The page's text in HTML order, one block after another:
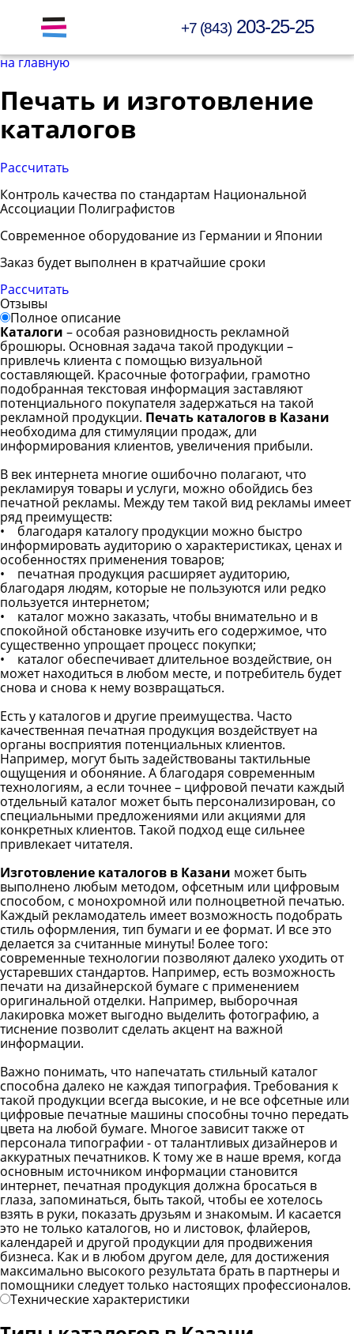
Открыть меню +7 (843)203-25-25
на главную
Печать и изготовление
каталогов
Рассчитать
Контроль качества по стандартам Национальной
Ассоциации Полиграфистов
Современное оборудование из Германии и Японии
Заказ будет выполнен в кратчайшие сроки
Рассчитать
Отзывы
Полное описание
Каталоги – особая разновидность рекламной
брошюры. Основная задача такой продукции –
привлечь клиента с помощью визуальной
составляющей. Красочные фотографии, грамотно
подобранная текстовая информация заставляют
потенциального покупателя задержаться на такой
рекламной продукции. Печать каталогов в Казани
необходима для стимуляции продаж, дли
информирования клиентов, увеличения прибыли.
В век интернета многие ошибочно полагают, что
рекламируя товары и услуги, можно обойдись без
печатной рекламы. Между тем такой вид рекламы имеет
ряд преимуществ:
• благодаря каталогу продукции можно быстро
информировать аудиторию о характеристиках, ценах и
особенностях применения товаров;
• печатная продукция расширяет аудиторию,
благодаря людям, которые не пользуются или редко
пользуется интернетом;
• каталог можно заказать, чтобы внимательно и в
спокойной обстановке изучить его содержимое, что
существенно упрощает процесс покупки;
• каталог обеспечивает длительное воздействие, он
может находиться в любом месте, и потребитель будет
снова и снова к нему возвращаться.
Есть у каталогов и другие преимущества. Часто
качественная печатная продукция воздействует на
органы восприятия потенциальных клиентов.
Например, могут быть задействованы тактильные
ощущения и обоняние. А благодаря современным
технологиям, а если точнее – цифровой печати каждый
отдельный каталог может быть персонализирован, со
специальными предложениями или акциями для
конкретных клиентов. Такой подход еще сильнее
привлекает читателя.
Изготовление каталогов в Казани может быть
выполнено любым методом, офсетным или цифровым
способом, с монохромной или полноцветной печатью.
Каждый рекламодатель имеет возможность подобрать
стиль оформления, тип бумаги и ее формат. И все это
делается за считанные минуты! Более того:
современные технологии позволяют далеко уходить от
устаревших стандартов. Например, есть возможность
печати на дизайнерской бумаге с применением
оригинальной отделки. Например, выборочная
лакировка может выгодно выделить фотографию, а
тиснение позволит сделать акцент на важной
информации.
Важно понимать, что напечатать стильный каталог
способна далеко не каждая типография. Требования к
такой продукции всегда высокие, и не все офсетные или
цифровые печатные машины способны точно передать
цвета на любой бумаге. Многое зависит также от
персонала типографии - от талантливых дизайнеров и
аккуратных печатников. К тому же в наше время, когда
основным источником информации становится
интернет, печатная продукция должна бросаться в
глаза, запоминаться, быть такой, чтобы ее хотелось
взять в руки, показать друзьям и знакомым. И касается
это не только каталогов, но и листовок, флайеров,
календарей и другой продукции для продвижения
бизнеса. Как и в любом другом деле, для достижения
максимально высокого результата брать в партнеры и
помощники следует только настоящих профессионалов.
Технические характеристики